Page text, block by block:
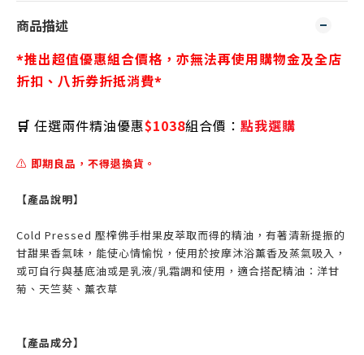
商品描述
*推出超值優惠組合價格，亦無法再使用購物金及全店
折扣、八折券折抵消費*
🛒 任選兩件精油優惠$1038組合價： 點我選購
⚠️ 即期良品，不得退換貨。
【產品說明】
Cold Pressed 壓榨佛手柑果皮萃取而得的精油，有著清新提振的
甘甜果香氣味，能使心情愉悅，使用於按摩沐浴薰香及蒸氣吸入，
或可自行與基底油或是乳液/乳霜調和使用，適合搭配精油：洋甘
菊、天竺葵、薰衣草
【產品成分】